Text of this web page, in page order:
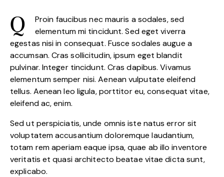
Q
Proin faucibus nec mauris a sodales, sed
elementum mi tincidunt. Sed eget viverra
egestas nisi in consequat. Fusce sodales augue a
accumsan. Cras sollicitudin, ipsum eget blandit
pulvinar. Integer tincidunt. Cras dapibus. Vivamus
elementum semper nisi. Aenean vulputate eleifend
tellus. Aenean leo ligula, porttitor eu, consequat vitae,
eleifend ac, enim.
Sed ut perspiciatis, unde omnis iste natus error sit
voluptatem accusantium doloremque laudantium,
totam rem aperiam eaque ipsa, quae ab illo inventore
veritatis et quasi architecto beatae vitae dicta sunt,
explicabo.